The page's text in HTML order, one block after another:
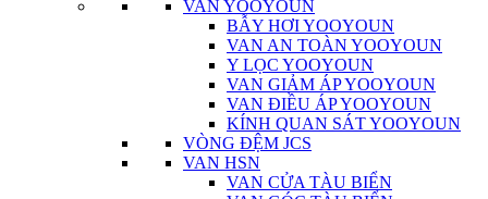
VAN YOOYOUN
BẪY HƠI YOOYOUN
VAN AN TOÀN YOOYOUN
Y LỌC YOOYOUN
VAN GIẢM ÁP YOOYOUN
VAN ĐIỀU ÁP YOOYOUN
KÍNH QUAN SÁT YOOYOUN
VÒNG ĐỆM JCS
VAN HSN
VAN CỬA TÀU BIỂN